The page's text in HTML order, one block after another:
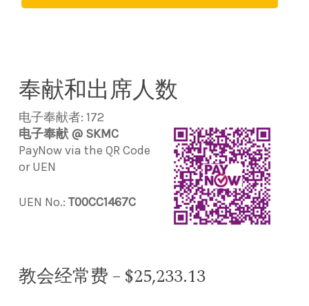
奉献和出席人数
电子奉献者: 172
电子奉献 @ SKMC
PayNow via the QR Code
or UEN
UEN No.: T00CC1467C
教会经常费 – $25,233.13